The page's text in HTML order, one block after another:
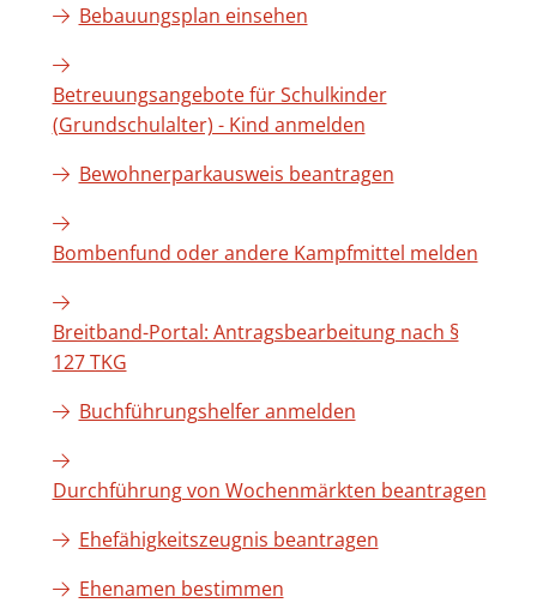
Bebauungsplan einsehen
Betreuungsangebote für Schulkinder
(Grundschulalter) - Kind anmelden
Bewohnerparkausweis beantragen
Bombenfund oder andere Kampfmittel melden
Breitband-Portal: Antragsbearbeitung nach §
127 TKG
Buchführungshelfer anmelden
Durchführung von Wochenmärkten beantragen
Ehefähigkeitszeugnis beantragen
Ehenamen bestimmen